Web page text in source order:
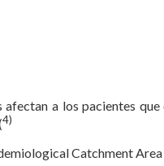
a los pacientes
4)
Catchment